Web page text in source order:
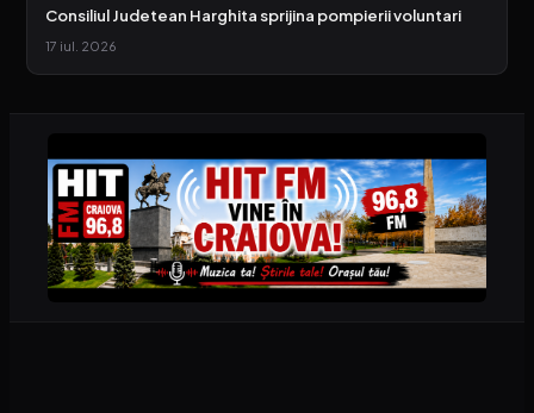
Consiliul Judetean Harghita sprijina pompierii voluntari
17 iul. 2026